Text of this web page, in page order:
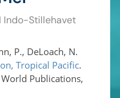
Indo-Stillehavet
P., DeLoach, N.
Tropical Pacific.
World Publications,